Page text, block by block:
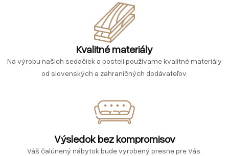
Kvalitné materiály
Na výrobu našich sedačiek a postelí používame kvalitné materiály
od slovenských a zahraničných dodávateľov.
Výsledok bez kompromisov
Váš čalúnený nábytok bude vyrobený presne pre Vás.